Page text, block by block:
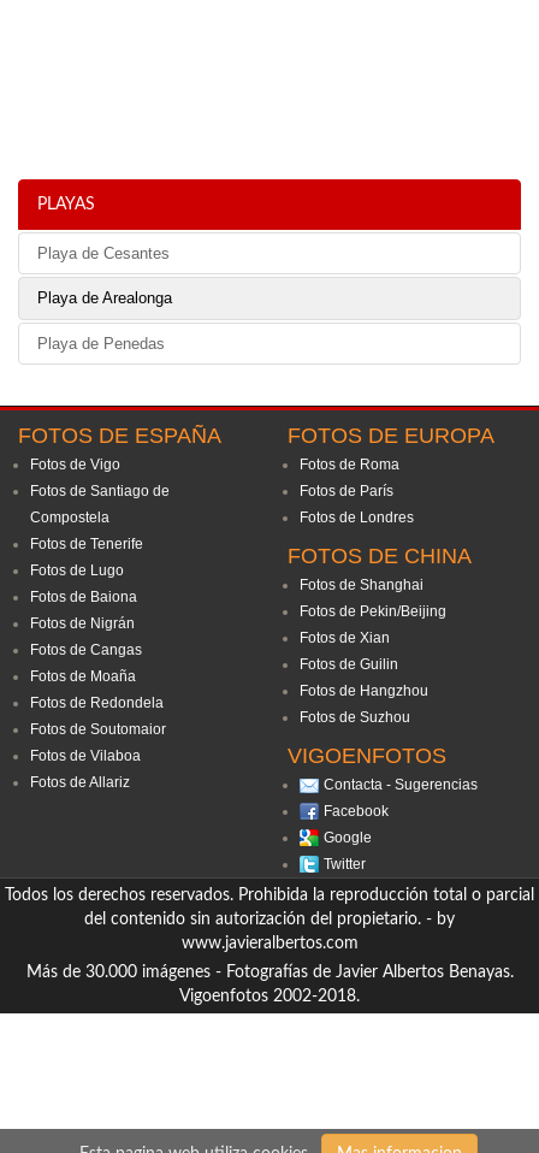
PLAYAS
Playa de Cesantes
Playa de Arealonga
Playa de Penedas
FOTOS DE ESPAÑA
Fotos de Vigo
Fotos de Santiago de
Compostela
Fotos de Tenerife
Fotos de Lugo
Fotos de Baiona
Fotos de Nigrán
Fotos de Cangas
Fotos de Moaña
Fotos de Redondela
Fotos de Soutomaior
Fotos de Vilaboa
Fotos de Allariz
FOTOS DE EUROPA
Fotos de Roma
Fotos de París
Fotos de Londres
FOTOS DE CHINA
Fotos de Shanghai
Fotos de Pekin/Beijing
Fotos de Xian
Fotos de Guilin
Fotos de Hangzhou
Fotos de Suzhou
VIGOENFOTOS
Contacta - Sugerencias
Facebook
Google
Twitter
Todos los derechos reservados. Prohibida la reproducción total o parcial
del contenido sin autorización del propietario. - by
www.javieralbertos.com
Más de 30.000 imágenes - Fotografías de Javier Albertos Benayas.
Vigoenfotos 2002-2018.